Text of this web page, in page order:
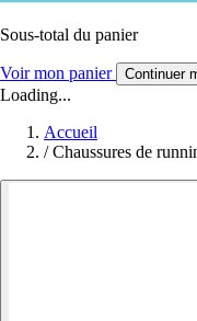
Sous-total du panier
Voir mon panier Continuer
Loading...
Accueil
/ Chaussures de